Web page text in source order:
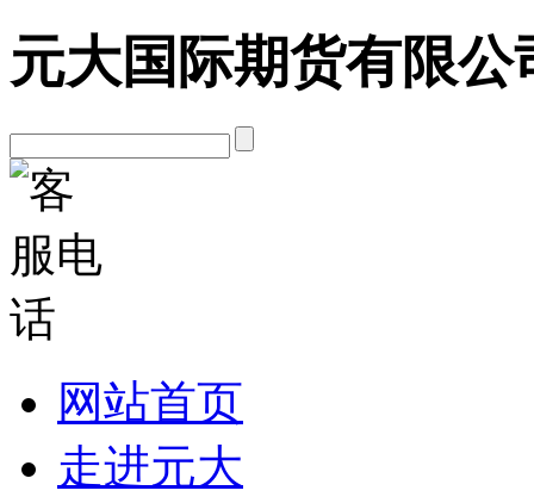
元大国际期货有限公
网站首页
走进元大